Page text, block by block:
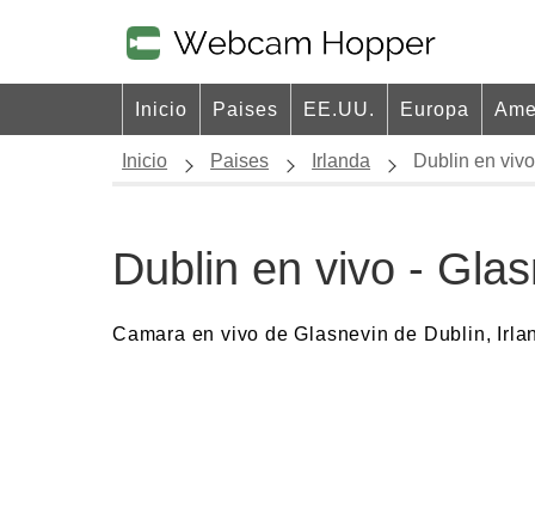
Inicio Paises EE.UU. Europa
Inicio Paises Irlanda Dublin en
Dublin en vivo -
Camara en vivo de Glasnevin de Dublin,